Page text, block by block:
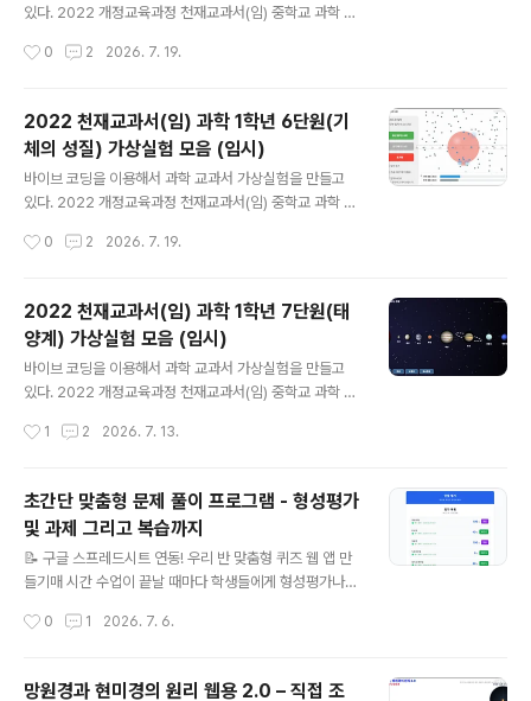
까지 풍선은 부풀어 오른다. 따라서 풍선을 더 부풀게 하려
의 충돌횟수를 줄이면 된다. 풍선에 바람을..
있다. 2022 개정교육과정 천재교과서(임) 중학교 과학 교
다.(물론 다른 과학 교과서도 2022 개정교육과정에서는
다. )아래는 6단원 교과서 pdf 파일이다. 저화질로 압축해
놓은 파일이다. 원본 파일은 천재교과서 사이트에 가서 다
운 받을 수 있다.아래 링크로 들어가면 전자교과서를 바로
볼 수 있습니다. https://cdata2.tsherpa.co.kr/eboo
k/tsherpa/22/22ebook_M/EB2022GC2NN_02_8
nURL=..%2F..%2Fresou..
0 2 2026. 7. 19.
2022 천재교과서(임) 과학 1학년 6단원(기
체의 성질) 가상실험 모음 (임시)
바이브 코딩을 이용해서 과학 교과서 가상실험을 만들고
있다. 2022 개정교육과정 천재교과서(임) 중학교 과학 교
다.(물론 다른 과학 교과서도 2022 개정교육과정에서는
다. )아래는 6단원 교과서 pdf 파일이다. 저화질로 압축해
놓은 파일이다. 원본 파일은 천재교과서 사이트에 가서 다
운 받을 수 있다.아래 링크로 들어가면 전자교과서를 바로
볼 수 있습니다. https://cdata2.tsherpa.co.kr/eboo
k/tsherpa/22/22ebook_M/EB2022GC2NN_02_7
nURL=..%2F..%2Fresou..
0 2 2026. 7. 19.
2022 천재교과서(임) 과학 1학년 7단원(태
양계) 가상실험 모음 (임시)
바이브 코딩을 이용해서 과학 교과서 가상실험을 만들고
있다. 2022 개정교육과정 천재교과서(임) 중학교 과학 교
다.(물론 다른 과학 교과서도 2022 개정교육과정에서는
놓은 파일이다. 원본 파일은 천재교과서 사이트에 가서 다
운 받을 수 있다.아래 링크로 들어가면 전자교과서를 바로
볼 수 있습니다. https://cdata2.tsherpa.co.kr/eboo
k/tsherpa/22/22ebook_M/EB2022GC2NN_02_7
nURL=..%2F..%2Fresou..
1 2 2026. 7. 13.
초간단 맞춤형 문제 풀이 프로그램 - 형성평가
및 과제 그리고 복습까지
📝 구글 스프레드시트 연동! 우리 반 맞춤형 퀴즈 웹 앱 만
들기매 시간 수업이 끝날 때마다 학생들에게 형성평가나
니다.학생들이 매번 회원가입을 하거나 로그인을 해야 하
0 1 2026. 7. 6.
망원경과 현미경의 원리 웹용 2.0 – 직접 조